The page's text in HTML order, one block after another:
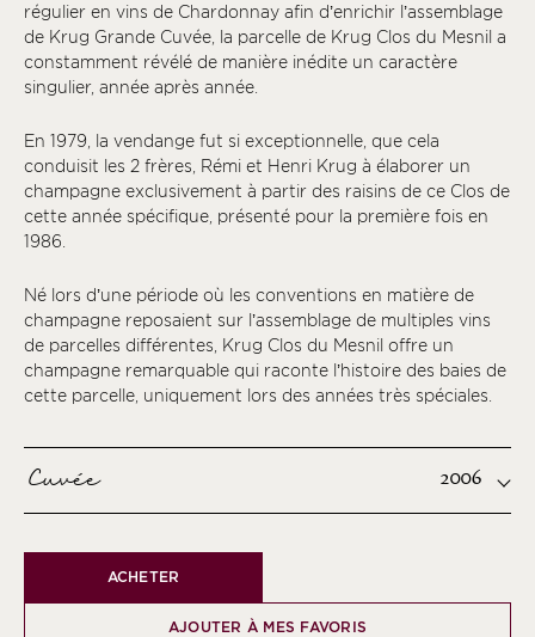
régulier en vins de Chardonnay afin d’enrichir l’assemblage
de Krug Grande Cuvée, la parcelle de Krug Clos du Mesnil a
constamment révélé de manière inédite un caractère
singulier, année après année.
En 1979, la vendange fut si exceptionnelle, que cela
conduisit les 2 frères, Rémi et Henri Krug à élaborer un
champagne exclusivement à partir des raisins de ce Clos de
cette année spécifique, présenté pour la première fois en
1986.
Né lors d’une période où les conventions en matière de
champagne reposaient sur l’assemblage de multiples vins
de parcelles différentes, Krug Clos du Mesnil offre un
champagne remarquable qui raconte l’histoire des baies de
cette parcelle, uniquement lors des années très spéciales.
Cuvée 2006
ACHETER
AJOUTER À MES FAVORIS